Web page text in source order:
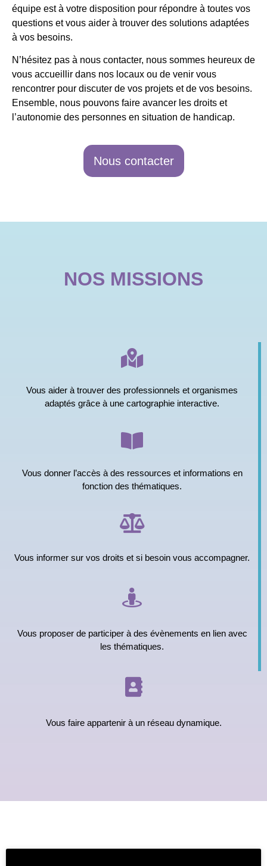
équipe est à votre disposition pour répondre à toutes vos
questions et vous aider à trouver des solutions adaptées
à vos besoins.
N’hésitez pas à nous contacter, nous sommes heureux de
vous accueillir dans nos locaux ou de venir vous
rencontrer pour discuter de vos projets et de vos besoins.
Ensemble, nous pouvons faire avancer les droits et
l’autonomie des personnes en situation de handicap.
Nous contacter
NOS MISSIONS
Vous aider à trouver des professionnels et organismes
adaptés grâce à une cartographie interactive.
Vous donner l’accès à des ressources et informations en
fonction des thématiques.
Vous informer sur vos droits et si besoin vous accompagner.
Vous proposer de participer à des évènements en lien avec
les thématiques.
Vous faire appartenir à un réseau dynamique.